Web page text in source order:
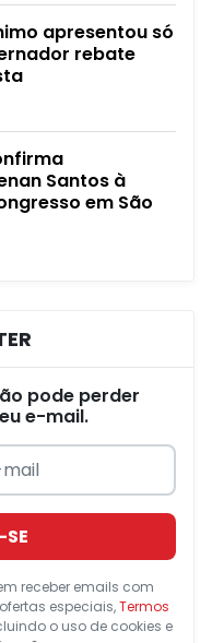
apresentou só
rebate
Santos à
em São
pode perder
e-mail.
receber emails com
especiais,Termos
o uso de cookies e